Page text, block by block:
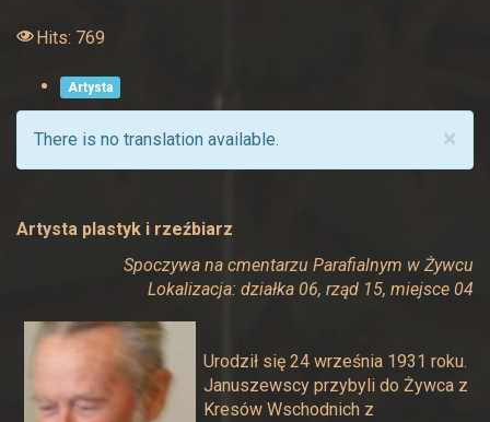
Hits: 769
Artysta
×
There is no translation available.
Artysta plastyk i rzeźbiarz
Spoczywa na cmentarzu Parafialnym w Żywcu
Lokalizacja: działka 06, rząd 15, miejsce 04
Urodził się 24 września 1931 roku.
Januszewscy przybyli do Żywca z
Kresów Wschodnich z